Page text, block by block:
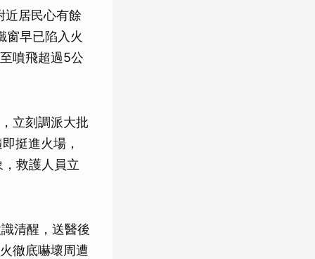
近居民心有餘
窗早已陷入火
噴飛超過5公
立刻調派大批
挺進火場，
救護人員立
清醒，送醫後
徹底嚇壞周遭